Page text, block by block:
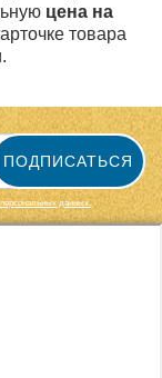
цена на
товара
ПОДПИСАТЬСЯ
данных.